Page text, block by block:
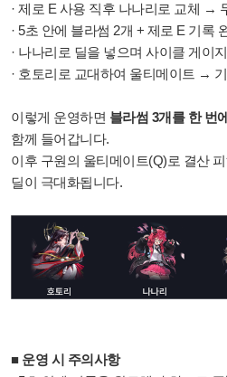
· 제로 E 사용 직후 나나리로 교체 →
· 5초 안에 블라썸 2개 + 제로 E 기록
· 나나리로 딜을 넣으며 사이클 게이
· 호토리로 교대하여 울티메이트 →
이렇게 운영하면 블라썸 3개를 한 번
함께 들어갑니다.
이후 구원의 울티메이트(Q)로 결산
딜이 극대화됩니다.
■ 운영 시 주의사항